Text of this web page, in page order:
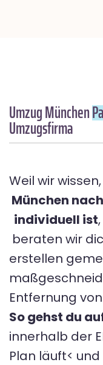
Umzug München
Umzugsfirma
Weil wir
München nach
individuell ist,
beraten wir
erstellen
Entfernung von
So gehst du
innerhalb der
Plan läuft< und